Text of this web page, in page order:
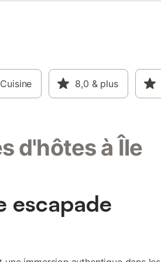
Cuisine 8,0 & plus
d'hôtes à Île
escapade